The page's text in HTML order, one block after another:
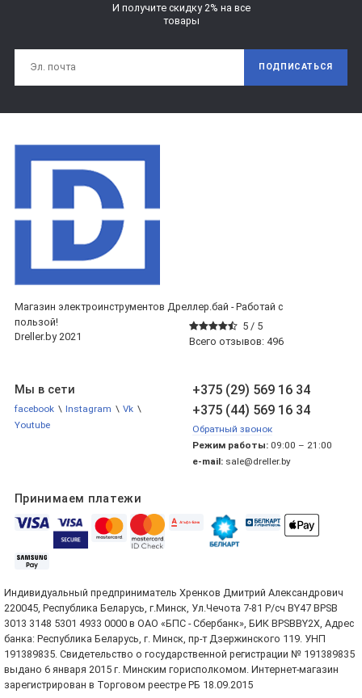
И получите скидку 2% на все
товары
ПОДПИСАТЬСЯ
Магазин электроинструментов Дреллер.бай - Работай с
пользой!
5 / 5
Всего отзывов: 496
Dreller.by 2021
+375 (29) 569 16 34
+375 (44) 569 16 34
Обратный звонок
Режим работы: 09:00 – 21:00
e-mail: sale@dreller.by
Мы в сети
facebook \ Instagram \ Vk \
Youtube
Принимаем платежи
Индивидуальный предприниматель Хренков Дмитрий Александрович
220045, Республика Беларусь, г.Минск, Ул.Чечота 7-81 Р/сч BY47 BPSB
3013 3148 5301 4933 0000 в ОАО «БПС - Сбербанк», БИК BPSBBY2X, Адрес
банка: Республика Беларусь, г. Минск, пр-т Дзержинского 119. УНП
191389835. Свидетельство о государственной регистрации № 191389835
выдано 6 января 2015 г. Минским горисполкомом. Интернет-магазин
зарегистрирован в Торговом реестре РБ 18.09.2015